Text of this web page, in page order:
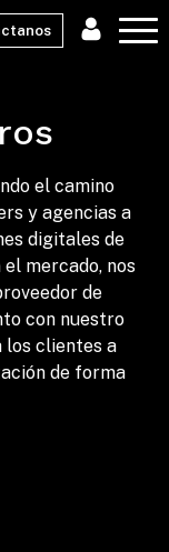
el camino
y agencias a
digitales de
el mercado, nos
de
con nuestro
los clientes a
de forma